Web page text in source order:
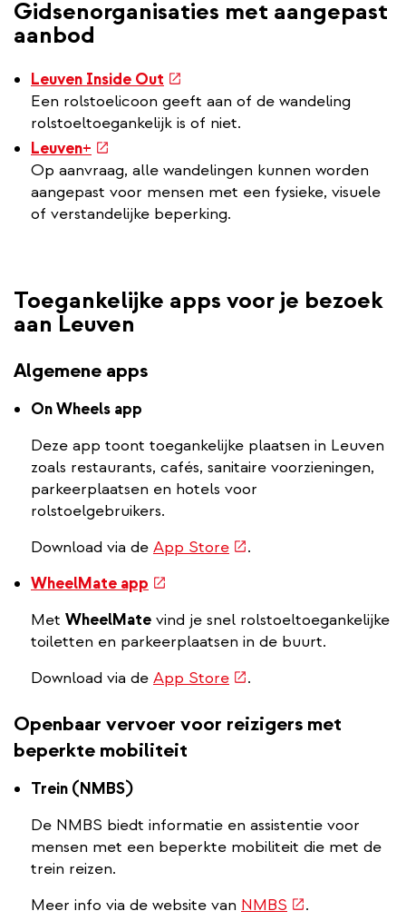
l
i
Gidsenorganisaties met aangepast
aanbod
Leuven Inside Out (externe
link)
Een rolstoelicoon geeft aan of de wandeling
rolstoeltoegankelijk is of niet.
Leuven+ (externe
link)
Op aanvraag, alle wandelingen kunnen worden
aangepast voor mensen met een fysieke, visuele
of verstandelijke beperking.
Toegankelijke apps voor je bezoek
aan Leuven
Algemene apps
On Wheels app
Deze app toont toegankelijke plaatsen in Leuven
zoals restaurants, cafés, sanitaire voorzieningen,
parkeerplaatsen en hotels voor
rolstoelgebruikers.
Download via de App Store(externe
.
WheelMate app (externe
Met WheelMate vind je snel rolstoeltoegankelijke
toiletten en parkeerplaatsen in de buurt.
Download via de App Store(externe
.
Openbaar vervoer voor reizigers met
beperkte mobiliteit
Trein (NMBS)
De NMBS biedt informatie en assistentie voor
mensen met een beperkte mobiliteit die met de
trein reizen.
Meer info via de website van NMBS (externe
.